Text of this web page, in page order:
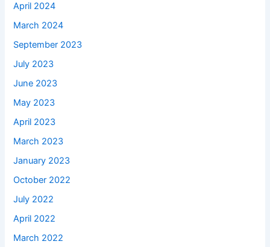
April 2024
March 2024
September 2023
July 2023
June 2023
May 2023
April 2023
March 2023
January 2023
October 2022
July 2022
April 2022
March 2022